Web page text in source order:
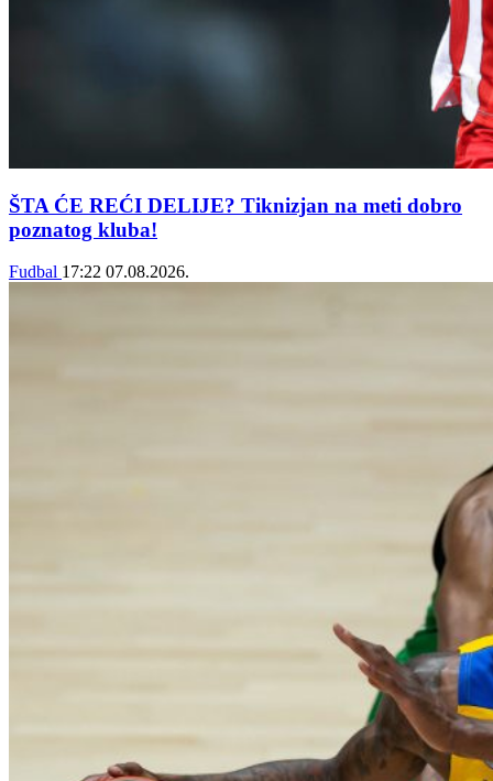
ŠTA ĆE REĆI DELIJE? Tiknizjan na meti dobro
poznatog kluba!
Fudbal 17:22 07.08.2026.